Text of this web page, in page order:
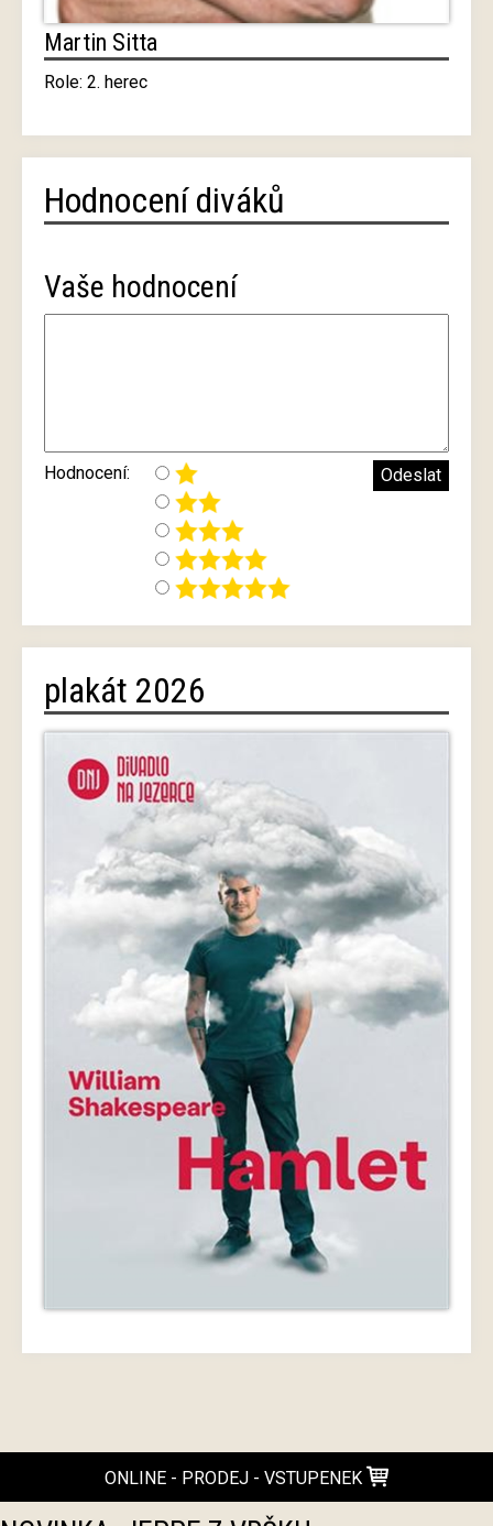
Martin Sitta
Role: 2. herec
Hodnocení diváků
Vaše hodnocení
Hodnocení:
plakát 2026
ONLINE - PRODEJ - VSTUPENEK